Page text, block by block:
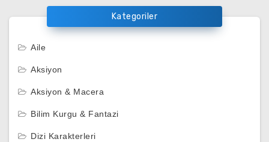
Kategoriler
Aile
Aksiyon
Aksiyon & Macera
Bilim Kurgu & Fantazi
Dizi Karakterleri